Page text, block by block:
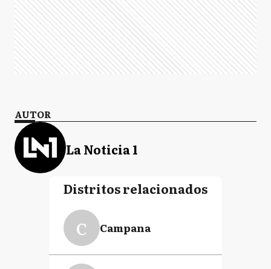
AUTOR
La Noticia 1
Distritos relacionados
C Campana